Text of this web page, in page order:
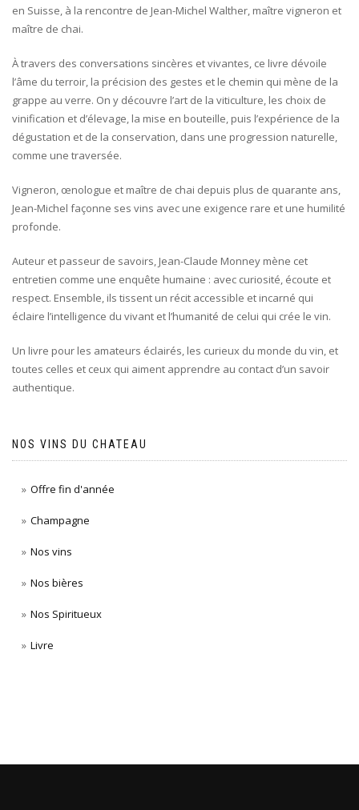
en Suisse, à la rencontre de Jean-Michel Walther, maître vigneron et
maître de chai.
À travers des conversations sincères et vivantes, ce livre dévoile
l’âme du terroir, la précision des gestes et le chemin qui mène de la
grappe au verre. On y découvre l’art de la viticulture, les choix de
vinification et d’élevage, la mise en bouteille, puis l’expérience de la
dégustation et de la conservation, dans une progression naturelle,
comme une traversée.
Vigneron, œnologue et maître de chai depuis plus de quarante ans,
Jean-Michel façonne ses vins avec une exigence rare et une humilité
profonde.
Auteur et passeur de savoirs, Jean-Claude Monney mène cet
entretien comme une enquête humaine : avec curiosité, écoute et
respect. Ensemble, ils tissent un récit accessible et incarné qui
éclaire l’intelligence du vivant et l’humanité de celui qui crée le vin.
Un livre pour les amateurs éclairés, les curieux du monde du vin, et
toutes celles et ceux qui aiment apprendre au contact d’un savoir
authentique.
NOS VINS DU CHATEAU
Offre fin d'année
Champagne
Nos vins
Nos bières
Nos Spiritueux
Livre